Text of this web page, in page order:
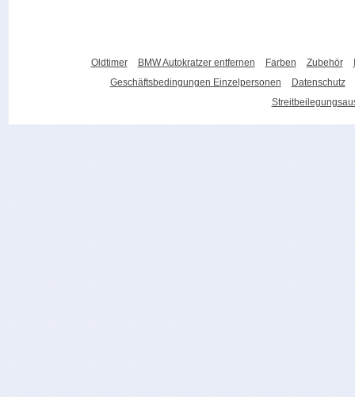
Oldtimer BMW Autokratzer entfernen Farben Zubehör
Geschäftsbedingungen Einzelpersonen
Datenschutz